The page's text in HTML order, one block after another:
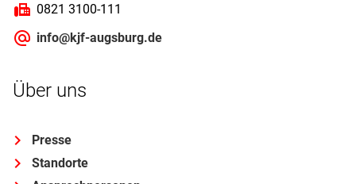
0821 3100-111
info@kjf-augsburg.de
Über uns
Presse
Standorte